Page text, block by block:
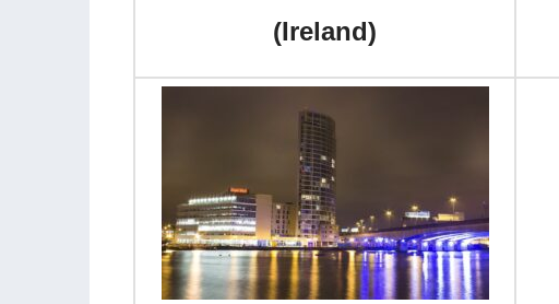
(Ireland)